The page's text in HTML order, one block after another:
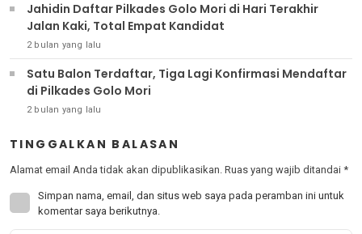
Jahidin Daftar Pilkades Golo Mori di Hari Terakhir
Jalan Kaki, Total Empat Kandidat
2 bulan yang lalu
Satu Balon Terdaftar, Tiga Lagi Konfirmasi Mendaftar
di Pilkades Golo Mori
2 bulan yang lalu
TINGGALKAN BALASAN
Alamat email Anda tidak akan dipublikasikan. Ruas yang wajib ditandai *
Simpan nama, email, dan situs web saya pada peramban ini untuk
komentar saya berikutnya.